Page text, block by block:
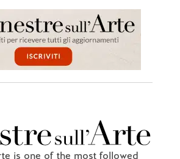
is one of the most followed